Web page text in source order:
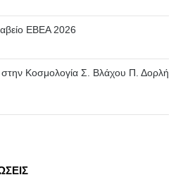
ΕΒΕΑ 2026
στην Κοσμολογία Σ. Βλάχου Π. Δορλή